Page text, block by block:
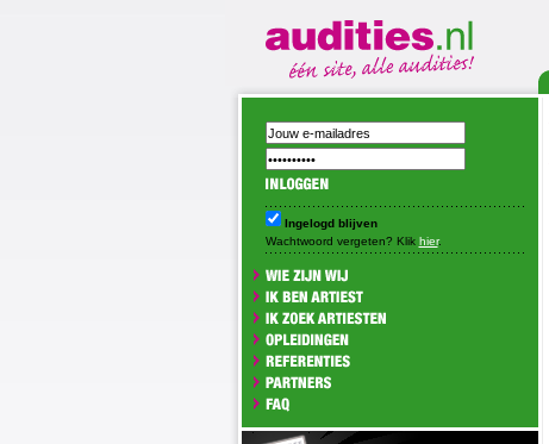
Ingelogd blijven
Wachtwoord vergeten? Klik hier.